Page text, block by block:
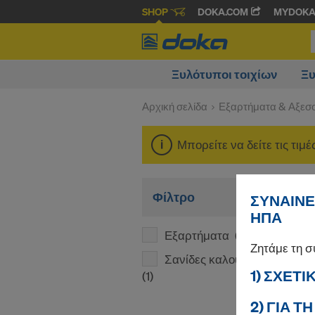
SHOP DOKA.COM MYDOKA
Ξυλότυποι τοιχίων
Αρχική σελίδα Εξαρτήματα &
Μπορείτε να δείτε τις
Φίλτρο
Εξαρτήματα (1)
Σανίδες καλουπώµατος
(1)
ΗΠΑ
Ζητάμε τη
1)
2) ΓΙΑ